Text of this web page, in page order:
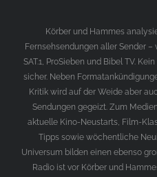
Körber und Hammes
Fernsehsendungen aller Sender –
SAT.1, ProSieben und Bibel TV.
sicher. Neben
Kritik wird auf der Weide aber
Sendungen gegeizt. Zum
aktuelle Kino-Neustarts, Film-
Tipps sowie wöchentliche
Universum bilden einen ebenso
Radio ist vor Körber und